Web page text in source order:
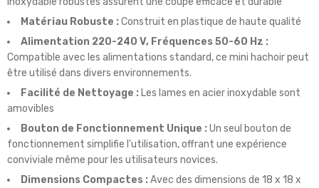
Matériau Robuste : Construit en plastique de haute qualité
Alimentation 220-240 V, Fréquences 50-60 Hz :
Compatible avec les alimentations standard, ce mini hachoir peut
être utilisé dans divers environnements.
Facilité de Nettoyage : Les lames en acier inoxydable sont
amovibles
Bouton de Fonctionnement Unique : Un seul bouton de
fonctionnement simplifie l’utilisation, offrant une expérience
conviviale même pour les utilisateurs novices.
Dimensions Compactes : Avec des dimensions de 18 x 18 x